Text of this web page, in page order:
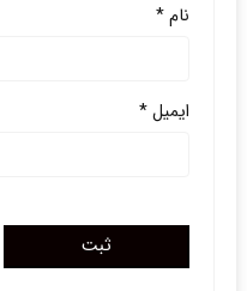
نام*
ایمیل*